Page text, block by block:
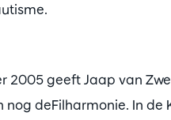
2005 geeft Jaap van
nog deFilharmonie. In